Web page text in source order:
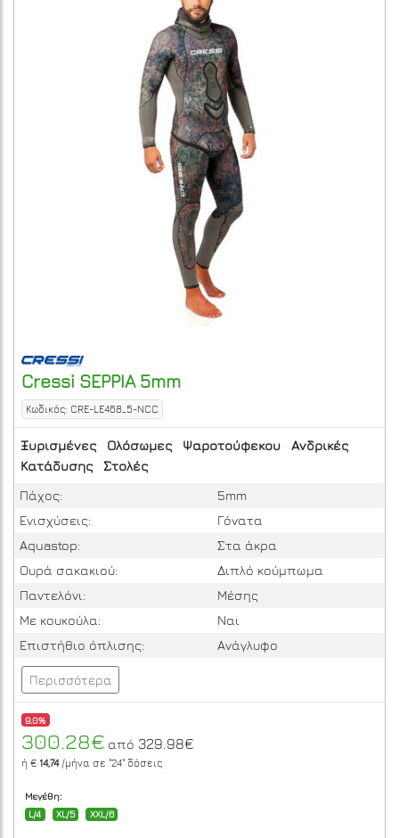
Cressi SEPPIA 5mm
Κωδικός: CRE-LE468_5-NCC
Ξυρισμένες Ολόσωμες Ψαροτούφεκου
Ανδρικές
Κατάδυσης
Στολές
Πάχος:
5mm
Ενισχύσεις:
Γόνατα
Aquastop:
Στα άκρα
Ουρά σακακιού:
Διπλό κούμπωμα
Παντελόνι:
Μέσης
Με κουκούλα:
Ναι
Επιστήθιο όπλισης:
Ανάγλυφο
Περισσότερα
9.0%
300.28€ από 329.98€
ή € 14,74/μήνα σε "24" δόσεις
Μεγέθη:
L/4
XL/5 XXL/6